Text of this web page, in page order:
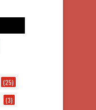
(25)
(3)